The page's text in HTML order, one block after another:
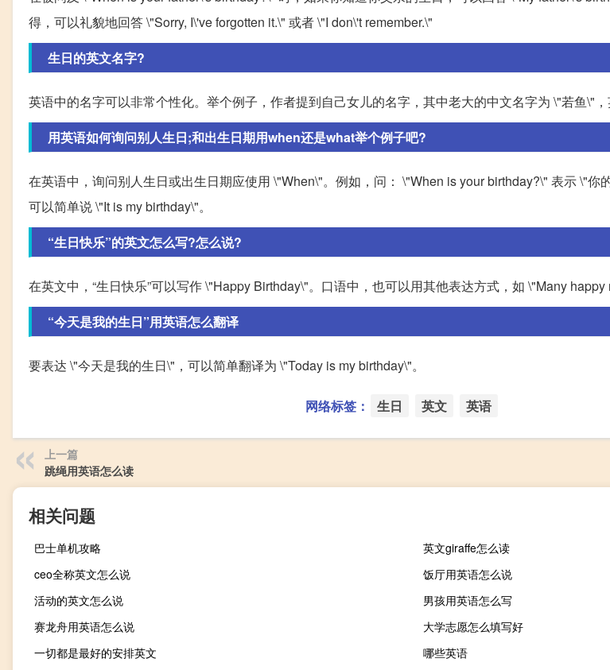
得，可以礼貌地回答 \"Sorry, I\'ve forgotten it.\" 或者 \"I don\'t remember.\"
生日的英文名字?
英语中的名字可以非常个性化。举个例子，作者提到自己女儿的名字，其中老大的中文名字为 \"若鱼\"，
用英语如何询问别人生日;和出生日期用when还是what举个例子吧?
在英语中，询问别人生日或出生日期应使用 \"When\"。例如，问： \"When is your birthday?\" 表示 \"你
可以简单说 \"It is my birthday\"。
“生日快乐”的英文怎么写?怎么说?
在英文中，“生日快乐”可以写作 \"Happy Birthday\"。口语中，也可以用其他表达方式，如 \"Many happy
“今天是我的生日”用英语怎么翻译
要表达 \"今天是我的生日\"，可以简单翻译为 \"Today is my birthday\"。
网络标签： 生日 英文 英语
上一篇
跳绳用英语怎么读
相关问题
巴士单机攻略
英文giraffe怎么读
ceo全称英文怎么说
饭厅用英语怎么说
活动的英文怎么说
男孩用英语怎么写
赛龙舟用英语怎么说
大学志愿怎么填写好
一切都是最好的安排英文
哪些英语